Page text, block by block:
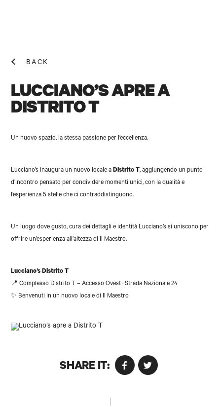
NEWS!
BACK
LUCCIANO’S APRE A
DISTRITO T
Un nuovo spazio, la stessa passione per l’eccellenza.
Lucciano’s inaugura un nuovo locale aDistrito T, aggiungendo un punto
d’incontro pensato per condividere momenti unici, con la qualità e
l’esperienza 5 stelle che ci contraddistinguono.
Un luogo dove gusto, cura dei dettagli e identità Lucciano’s si uniscono per
offrire un’esperienza all’altezza di Il Maestro.
Lucciano’s Distrito T
📍 Complesso Distrito T – Accesso Ovest · Strada Nazionale 24
✨ Benvenuti in un nuovo locale di Il Maestro
SHARE IT: